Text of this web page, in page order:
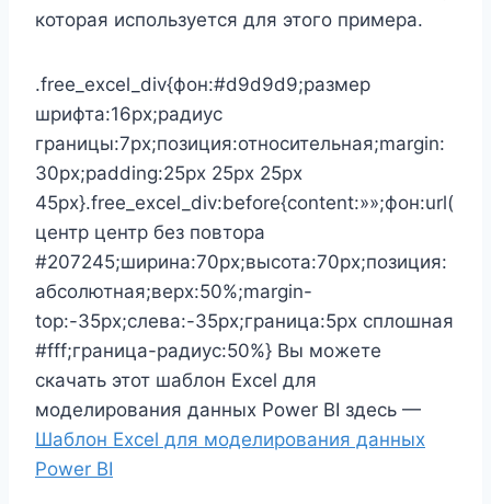
которая используется для этого примера.
.free_excel_div{фон:#d9d9d9;размер
шрифта:16px;радиус
границы:7px;позиция:относительная;margin:
30px;padding:25px 25px 25px
45px}.free_excel_div:before{content:»»;фон:url(
центр центр без повтора
#207245;ширина:70px;высота:70px;позиция:
абсолютная;верх:50%;margin-
top:-35px;слева:-35px;граница:5px сплошная
#fff;граница-радиус:50%} Вы можете
скачать этот шаблон Excel для
моделирования данных Power BI здесь —
Шаблон Excel для моделирования данных
Power BI